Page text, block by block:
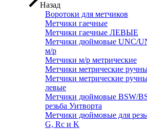
Назад
Воротоки для метчиков
Метчики гаечные
Метчики гаечные ЛЕВЫЕ
Метчики дюймовые UNC/
м/р
Метчики м/р метрические
Метчики метрические
Метчики метрические
левые
Метчики дюймовые BSW/
резьба Уитворта
Метчики дюймовые для
G, Rc и K